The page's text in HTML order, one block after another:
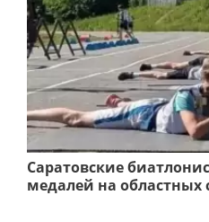
Саратовские
медалей на областных